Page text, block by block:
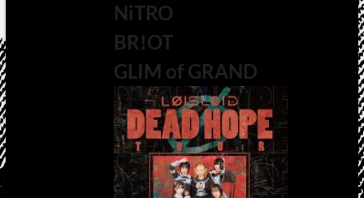
NiTRO
BR!OT
GLIM of GRAND